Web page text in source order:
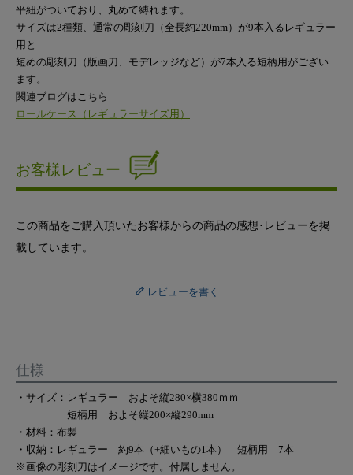
平紐がついており、丸めて縛れます。
サイズは2種類、通常の彫刻刀（全長約220mm）が9本入るレギュラー
用と
短めの彫刻刀（版画刀、モデレッジなど）が7本入る短柄用がござい
ます。
関連ブログはこちら
ロールケース（レギュラーサイズ用）
お客様レビュー
この商品をご購入頂いたお客様からの商品の感想･レビューを掲
載しています。
レビューを書く
仕様
・サイズ：レギュラー およそ縦280×横380ｍｍ
短柄用 およそ縦200×縦290mm
・材料：布製
・収納：レギュラー 約9本（+細いもの1本） 短柄用 7本
※画像の彫刻刀はイメージです。付属しません。